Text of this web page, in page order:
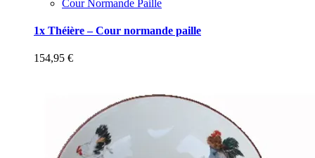
Cour Normande Paille
1x Théière – Cour normande paille
154,95 €